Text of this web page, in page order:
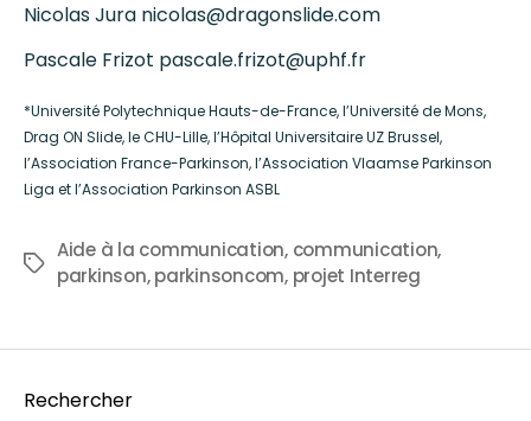
Nicolas Jura nicolas@dragonslide.com
Pascale Frizot pascale.frizot@uphf.fr
*Université Polytechnique Hauts-de-France, l’Université de Mons,
Drag ON Slide, le CHU-Lille, l’Hôpital Universitaire UZ Brussel,
l’Association France-Parkinson, l’Association Vlaamse Parkinson
Liga et l’Association Parkinson ASBL
Aide à la communication, communication,
parkinson,parkinsoncom, projet Interreg
Rechercher